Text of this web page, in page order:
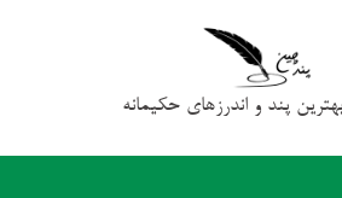
پند و اندرزهای حکیمانه